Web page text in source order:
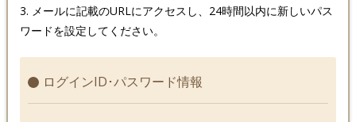
3. メールに記載のURLにアクセスし、24時間以内に新しいパス
ワードを設定してください。
ログインID･パスワード情報